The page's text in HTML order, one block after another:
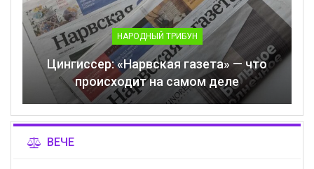
НАРОДНЫЙ ТРИБУН
Цингиссер: «Нарвская газета» — что
происходит на самом деле
ВЕЧЕ